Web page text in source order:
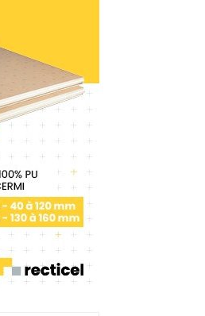
la sécurité des
même obligatoire et doit
pour les engins.
personnalisables,
à pas dans cette
et imprimer les
Cette vérification
potentielles détériorations
des collaborateurs.
en ligne avec la possibilité
en contact avec